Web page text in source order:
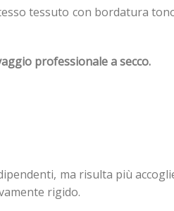
tessuto con bordatura
professionale a secco.
ma risulta più
rigido.